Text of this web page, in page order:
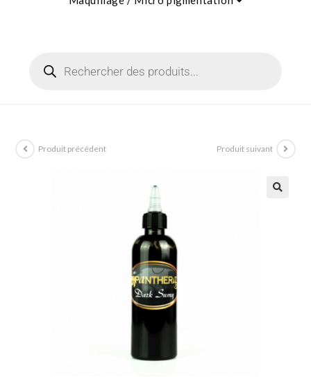
Produit précédent Produit suivant